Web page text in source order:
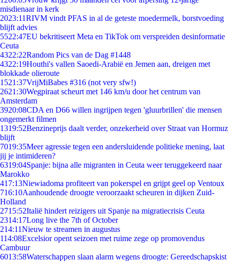
misdienaar in kerk
2023:11RIVM vindt PFAS in al de geteste moedermelk, borstvoeding
blijft advies
5522:47EU bekritiseert Meta en TikTok om verspreiden desinformatie
Ceuta
4322:22Random Pics van de Dag #1448
4322:19Houthi's vallen Saoedi-Arabië en Jemen aan, dreigen met
blokkade olieroute
1521:37VrijMiBabes #316 (not very sfw!)
2621:30Wegpiraat scheurt met 146 km/u door het centrum van
Amsterdam
3920:08CDA en D66 willen ingrijpen tegen 'gluurbrillen' die mensen
ongemerkt filmen
1319:52Benzineprijs daalt verder, onzekerheid over Straat van Hormuz
blijft
7019:35Meer agressie tegen een andersluidende politieke mening, laat
jij je intimideren?
6319:04Spanje: bijna alle migranten in Ceuta weer teruggekeerd naar
Marokko
417:13Niewiadoma profiteert van pokerspel en grijpt geel op Ventoux
716:10Aanhoudende droogte veroorzaakt scheuren in dijken Zuid-
Holland
2715:52Italië hindert reizigers uit Spanje na migratiecrisis Ceuta
2314:17Long live the 7th of October
214:11Nieuw te streamen in augustus
114:08Excelsior opent seizoen met ruime zege op promovendus
Cambuur
6013:58Waterschappen slaan alarm wegens droogte: Gereedschapskist